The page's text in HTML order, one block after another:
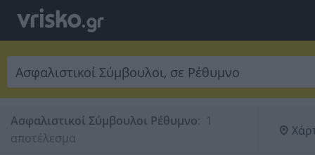
Ασφαλιστικοί Σύμβουλοι Ρέθυμνο: 1
αποτέλεσμα